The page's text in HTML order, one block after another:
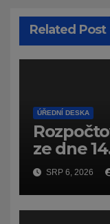
Related Post
ÚŘEDNÍ DESKA
ze dne
SRP 6, 2026